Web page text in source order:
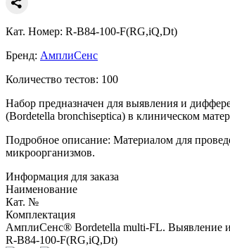
Кат. Номер: R-B84-100-F(RG,iQ,Dt)
Бренд: АмплиСенс
Количество тестов: 100
Набор предназначен для выявления и
(Bordetella bronchiseptica) в клиническом
Подробное описание: Материалом для
микроорганизмов.
Информация для заказа
Наименование
Кат. №
Комплектация
АмплиСенс® Bordetella multi-FL. Выявление
R-B84-100-F(RG,iQ,Dt)